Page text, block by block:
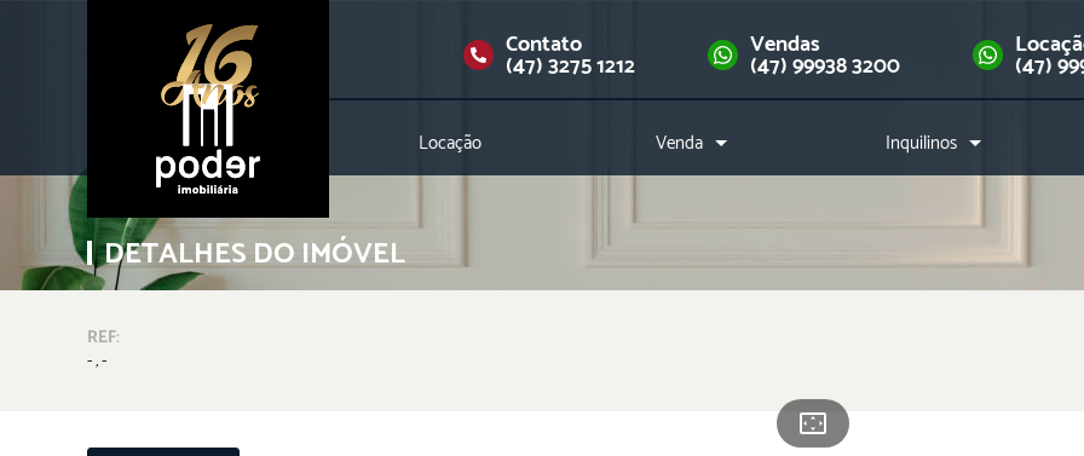
Contato
(47) 3275 1212
Vendas
(47) 99938 3200 (47)
Locação Venda Inquilinos
Downloads
DETALHES DO IMÓVEL
REF:
- , -